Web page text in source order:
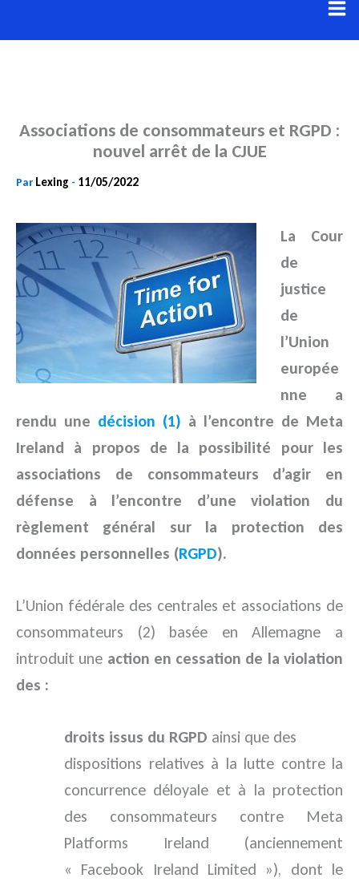
au
Associations de consommateurs et RGPD :
nouvel arrêt de la CJUE
Par Lexing - 11/05/2022
La Cour
de
justice
de
l’Union
europée
nne a
rendu une décision (1) à l’encontre de Meta
Ireland à propos de la possibilité pour les
associations de consommateurs d’agir en
défense à l’encontre d’une violation du
règlement général sur la protection des
données personnelles (RGPD).
L’Union fédérale des centrales et associations de
consommateurs (2) basée en Allemagne a
introduit une action en cessation de la violation
des :
droits issus du RGPD ainsi que des
dispositions relatives à la lutte contre la
concurrence déloyale et à la protection
des consommateurs contre Meta
Platforms Ireland (anciennement
« Facebook Ireland Limited »), dont le